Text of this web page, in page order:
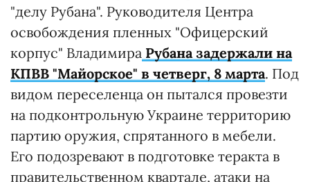
"делу Рубана". Руководителя Центра
освобождения пленных "Офицерский
корпус" Владимира Рубана задержали на
КПВВ "Майорское" в четверг, 8 марта. Под
видом переселенца он пытался провезти
на подконтрольную Украине территорию
партию оружия, спрятанного в мебели.
Его подозревают в подготовке теракта в
правительственном квартале, атаки на